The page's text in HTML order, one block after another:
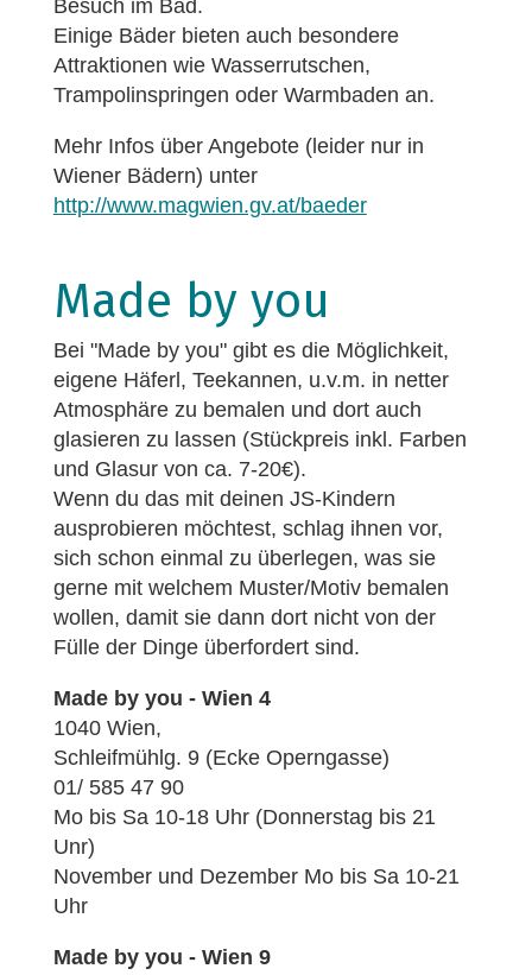
Besuch im Bad.
Einige Bäder bieten auch besondere
Attraktionen wie Wasserrutschen,
Trampolinspringen oder Warmbaden an.
Mehr Infos über Angebote (leider nur in
Wiener Bädern) unter
http://www.magwien.gv.at/baeder
Made by you
Bei "Made by you" gibt es die Möglichkeit,
eigene Häferl, Teekannen, u.v.m. in netter
Atmosphäre zu bemalen und dort auch
glasieren zu lassen (Stückpreis inkl. Farben
und Glasur von ca. 7-20€).
Wenn du das mit deinen JS-Kindern
ausprobieren möchtest, schlag ihnen vor,
sich schon einmal zu überlegen, was sie
gerne mit welchem Muster/Motiv bemalen
wollen, damit sie dann dort nicht von der
Fülle der Dinge überfordert sind.
Made by you - Wien 4
1040 Wien,
Schleifmühlg. 9 (Ecke Operngasse)
01/ 585 47 90
Mo bis Sa 10-18 Uhr (Donnerstag bis 21
Unr)
November und Dezember Mo bis Sa 10-21
Uhr
Made by you - Wien 9